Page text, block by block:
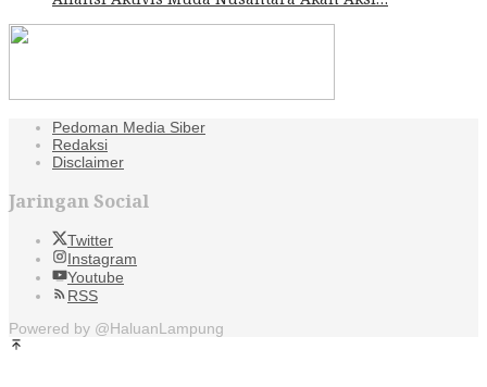
Pedoman Media Siber
Redaksi
Disclaimer
Jaringan Social
Twitter
Instagram
Youtube
RSS
Powered by @HaluanLampung